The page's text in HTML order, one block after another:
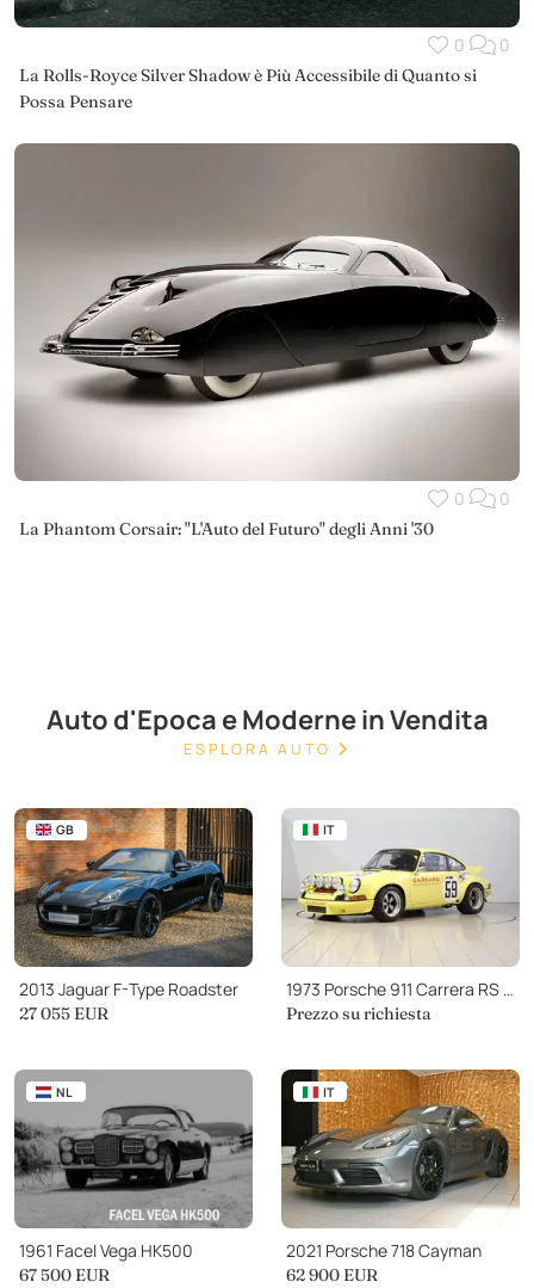
0 0
La Rolls-Royce Silver Shadow è Più Accessibile di Quanto si
Possa Pensare
0 0
La Phantom Corsair: "L'Auto del Futuro" degli Anni '30
Auto d'Epoca e Moderne in Vendita
ESPLORA AUTO
GB
2013 Jaguar F-Type Roadster
27 055 EUR
IT
1973 Porsche 911 Carrera RS / RSR
Prezzo su richiesta
NL
1961 Facel Vega HK500
67 500 EUR
IT
2021 Porsche 718 Cayman
62 900 EUR